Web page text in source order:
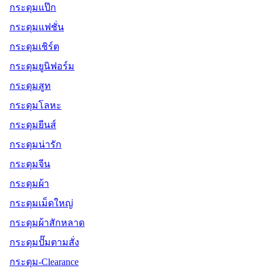
กระดุมแป๊ก
กระดุมแฟชั่น
กระดุมเชิร์ต
กระดุมยูนิฟอร์ม
กระดุมสูท
กระดุมโลหะ
กระดุมยีนส์
กระดุมน่ารัก
กระดุมจีน
กระดุมผ้า
กระดุมเม็ดใหญ่
กระดุมผ้าสักหลาด
กระดุมปั๊มตามสั่ง
กระดุม-Clearance